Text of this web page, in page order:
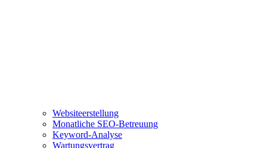
Websiteerstellung
Monatliche SEO-Betreuung
Keyword-Analyse
Wartungsvertrag